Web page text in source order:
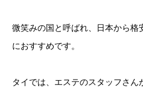
微笑みの国と呼ばれ、日本から格
におすすめです。
タイでは、エステのスタッフさ